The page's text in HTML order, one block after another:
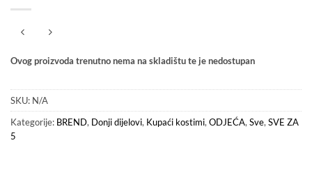
Ovog proizvoda trenutno nema na skladištu te je nedostupan
SKU: N/A
Kategorije: BREND, Donji dijelovi, Kupaći kostimi,ODJEĆA,Sve,SVE ZA
5